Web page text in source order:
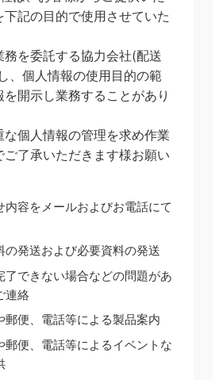
下記の目的で使用させていた
務を委託する協力会社(配送
、個人情報の使用目的の範
開示し業務することがあり
な個人情報の管理を求め作業
ご了承いただきます様お願い
内容をメールおよびお電話にて
の発送および必要資料の発送
了できない場合などの問題があ
連絡
郵便、電話等による製品案内
郵便、電話等によるイベントな